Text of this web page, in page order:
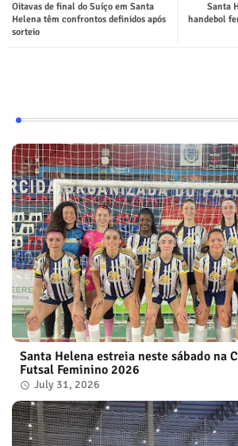
Santa
handebol
Oitavas de final do Suíço em Santa
Helena têm confrontos definidos após
sorteio
Santa Helena estreia neste sábado na
Futsal Feminino 2026
July 31, 2026